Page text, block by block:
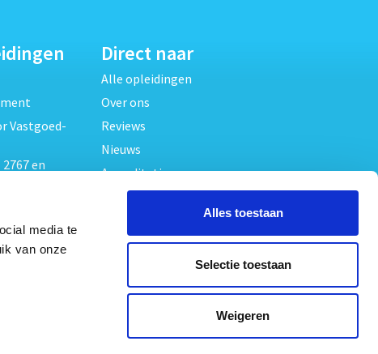
media te
van onze
Alles toestaan
Selectie toestaan
Weigeren
Vastgoed-
en
beheer
Direct naar
Alle opleidingen
Over ons
Reviews
Nieuws
Accreditaties
Algemene voorwaarden
Privacy verklaring